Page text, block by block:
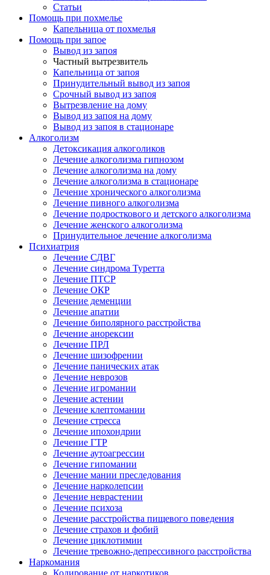
Статьи
Помощь при похмелье
Капельница от похмелья
Помощь при запое
Вывод из запоя
Частный вытрезвитель
Капельница от запоя
Принудительный вывод из запоя
Срочный вывод из запоя
Вытрезвление на дому
Вывод из запоя на дому
Вывод из запоя в стационаре
Алкоголизм
Детоксикация алкоголиков
Лечение алкоголизма гипнозом
Лечение алкоголизма на дому
Лечение алкоголизма в стационаре
Лечение хронического алкоголизма
Лечение пивного алкоголизма
Лечение подросткового и детского алкоголизма
Лечение женского алкоголизма
Принудительное лечение алкоголизма
Психиатрия
Лечение СДВГ
Лечение синдрома Туретта
Лечение ПТСР
Лечение ОКР
Лечение деменции
Лечение апатии
Лечение биполярного расстройства
Лечение анорексии
Лечение ПРЛ
Лечение шизофрении
Лечение панических атак
Лечение неврозов
Лечение игромании
Лечение астении
Лечение клептомании
Лечение стресса
Лечение ипохондрии
Лечение ГТР
Лечение аутоагрессии
Лечение гипомании
Лечение мании преследования
Лечение нарколепсии
Лечение неврастении
Лечение психоза
Лечение расстройства пищевого поведения
Лечение страхов и фобий
Лечение циклотимии
Лечение тревожно-депрессивного расстройства
Наркомания
Кодирование от наркотиков